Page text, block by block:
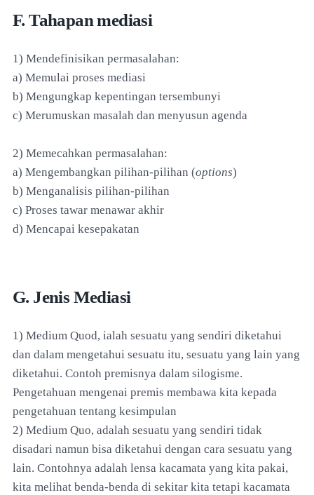
F. Tahapan mediasi
1) Mendefinisikan permasalahan:
a) Memulai proses mediasi
b) Mengungkap kepentingan tersembunyi
c) Merumuskan masalah dan menyusun agenda
2) Memecahkan permasalahan:
a) Mengembangkan pilihan-pilihan (options)
b) Menganalisis pilihan-pilihan
c) Proses tawar menawar akhir
d) Mencapai kesepakatan
G. Jenis Mediasi
1) Medium Quod, ialah sesuatu yang sendiri diketahui
dan dalam mengetahui sesuatu itu, sesuatu yang lain yang
diketahui. Contoh premisnya dalam silogisme.
Pengetahuan mengenai premis membawa kita kepada
pengetahuan tentang kesimpulan
2) Medium Quo, adalah sesuatu yang sendiri tidak
disadari namun bisa diketahui dengan cara sesuatu yang
lain. Contohnya adalah lensa kacamata yang kita pakai,
kita melihat benda-benda di sekitar kita tetapi kacamata